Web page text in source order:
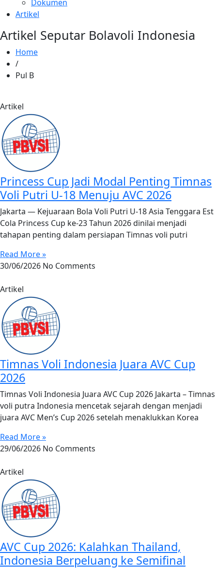
Dokumen
Artikel
Artikel Seputar Bolavoli Indonesia
Home
/
Pul B
Artikel
Princess Cup Jadi Modal Penting Timnas
Voli Putri U-18 Menuju AVC 2026
Jakarta — Kejuaraan Bola Voli Putri U-18 Asia Tenggara Est
Cola Princess Cup ke-23 Tahun 2026 dinilai menjadi
tahapan penting dalam persiapan Timnas voli putri
Read More »
30/06/2026 No Comments
Artikel
Timnas Voli Indonesia Juara AVC Cup
2026
Timnas Voli Indonesia Juara AVC Cup 2026 Jakarta – Timnas
voli putra Indonesia mencetak sejarah dengan menjadi
juara AVC Men’s Cup 2026 setelah menaklukkan Korea
Read More »
29/06/2026 No Comments
Artikel
AVC Cup 2026: Kalahkan Thailand,
Indonesia Berpeluang ke Semifinal